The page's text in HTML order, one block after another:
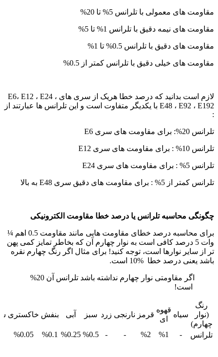
مقاومت های معمولی با تلرانس 5% تا 20%
مقاومت های نیمه دقیق با تلرانس 1% تا 5%
مقاومت های دقیق با تلرانس 0.5% تا 1%
مقاومت های خیلی دقیق با تلرانس کمتر از 0.5%
لازم است بدانید که درصد خطا هریک از سری های E6، E12 ، E24 ،
E48 ، E92 ، E192 با یکدیگر متفاوت است و این تلرانس ها عبارتند از
:
تلرانس 20%: برای مقاومت های سری E6
تلرانس 10% : برای مقاومت های سری E12
تلرانس 5% : برای مقاومت های سری E24
تلرانس کمتر از 5% : برای مقاومت های دقیق سری E48 به بالا
چگونگی محاسبه تلرانس یا درصد خطا مقاومت الکترونیکی
برای محاسبه درصد خطای مقاومت هایی مانند مقاومت 0.5 اهم ¼
وات 5 درصد کافی است به نوار چهارم آن که بخاطر تمایز کمی پهن
تر از سایر نوارها است، توجه کنید! برای مثال اگر رنگ چهارم نقره
باشد یعنی درصد خطا %10 است.
اگر مقاومتی نوار چهارم نداشته باشد تلرانس آن 20%
است!
رنگ
(نوار
چهارم)
سیاه
قهوه
ای
قرمز نارنجی زرد سبز آبی بنفش خاکستری
تلرانس -
%1
%2
-
-
%0.5
%0.25
%0.1
%0.05